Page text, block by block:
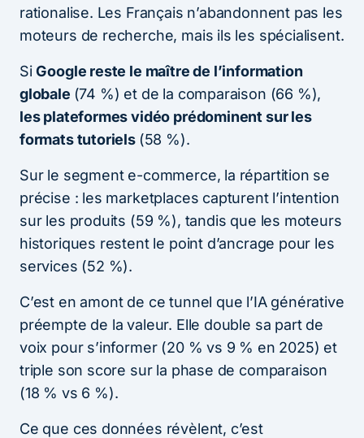
rationalise. Les Français n’abandonnent pas les
moteurs de recherche, mais ils les spécialisent.
SiGoogle reste le maître de l’information
globale (74 %) et de la comparaison (66 %),
les plateformes vidéo prédominent sur les
formats tutoriels (58 %).
Sur le segment e-commerce, la répartition se
précise : les marketplaces capturent l’intention
sur les produits (59 %), tandis que les moteurs
historiques restent le point d’ancrage pour les
services (52 %).
C’est en amont de ce tunnel que l’IA générative
préempte de la valeur. Elle double sa part de
voix pour s’informer (20 % vs 9 % en 2025) et
triple son score sur la phase de comparaison
(18 % vs 6 %).
Ce que ces données révèlent, c’est